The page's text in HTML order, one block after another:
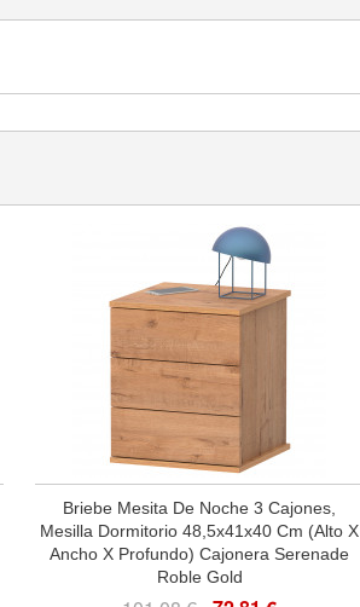
Briebe Mesita De Noche 3 Cajones,
Mesilla Dormitorio 48,5x41x40 Cm (Alto X
Ancho X Profundo) Cajonera Serenade
Roble Gold